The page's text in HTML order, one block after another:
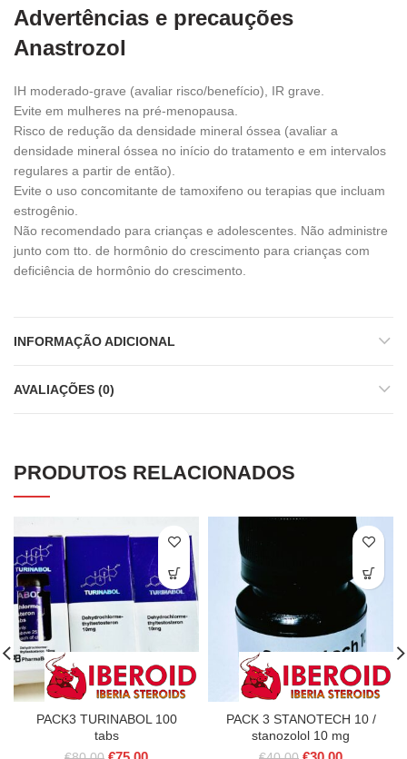
Advertências e precauções
Anastrozol
IH moderado-grave (avaliar risco/benefício), IR grave.
Evite em mulheres na pré-menopausa.
Risco de redução da densidade mineral óssea (avaliar a
densidade mineral óssea no início do tratamento e em intervalos
regulares a partir de então).
Evite o uso concomitante de tamoxifeno ou terapias que incluam
estrogênio.
Não recomendado para crianças e adolescentes. Não administre
junto com tto. de hormônio do crescimento para crianças com
deficiência de hormônio do crescimento.
INFORMAÇÃO ADICIONAL
AVALIAÇÕES (0)
PRODUTOS RELACIONADOS
PACK3 TURINABOL 100
tabs
O O
PACK 3 STANOTECH 10 /
stanozolol 10 mg
O O